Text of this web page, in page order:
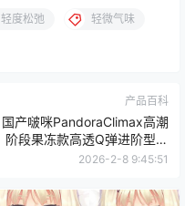
轻度松弛 轻微气味
产品百科
国产啵咪PandoraClimax高潮
阶段果冻款高透Q弹进阶型飞
机杯测评报告
2026-2-8 9:45:51